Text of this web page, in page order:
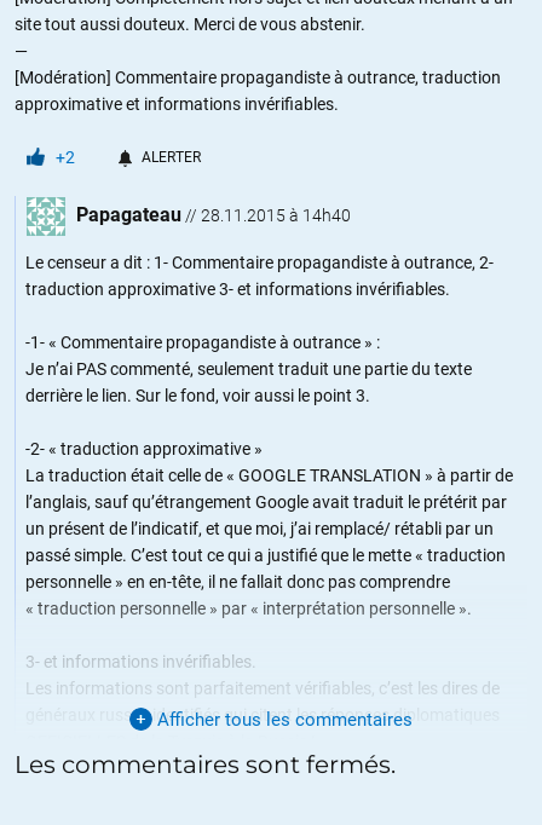
site tout aussi douteux. Merci de vous abstenir.
—
[Modération] Commentaire propagandiste à outrance, traduction
approximative et informations invérifiables.
+2 ALERTER
Papagateau // 28.11.2015 à 14h40
Le censeur a dit : 1- Commentaire propagandiste à outrance, 2-
traduction approximative 3- et informations invérifiables.
-1- « Commentaire propagandiste à outrance » :
Je n’ai PAS commenté, seulement traduit une partie du texte
derrière le lien. Sur le fond, voir aussi le point 3.
-2- « traduction approximative »
La traduction était celle de « GOOGLE TRANSLATION » à partir de
l’anglais, sauf qu’étrangement Google avait traduit le prétérit par
un présent de l’indicatif, et que moi, j’ai remplacé/ rétabli par un
passé simple. C’est tout ce qui a justifié que le mette « traduction
personnelle » en en-tête, il ne fallait donc pas comprendre
« traduction personnelle » par « interprétation personnelle ».
3- et informations invérifiables.
Les informations sont parfaitement vérifiables, c’est les dires de
généraux russes identifiés qui citent les réponses diplomatiques
Afficher tous les commentaires
Les commentaires sont fermés.